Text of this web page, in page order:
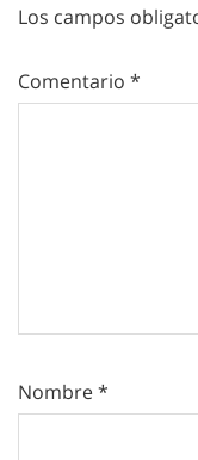
Los campos
Comentario *
Nombre*